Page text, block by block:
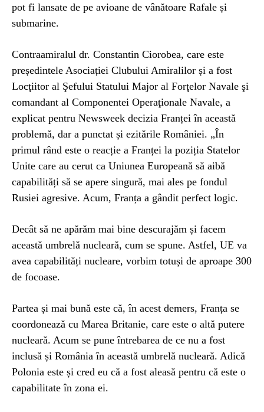
pot fi lansate de pe avioane de vânătoare Rafale și
submarine.
Contraamiralul dr. Constantin Ciorobea, care este
președintele Asociației Clubului Amiralilor și a fost
Locţiitor al Şefului Statului Major al Forţelor Navale şi
comandant al Componentei Operaţionale Navale, a
explicat pentru Newsweek decizia Franței în această
problemă, dar a punctat și ezitările României. „În
primul rând este o reacție a Franței la poziția Statelor
Unite care au cerut ca Uniunea Europeană să aibă
capabilități să se apere singură, mai ales pe fondul
Rusiei agresive. Acum, Franța a gândit perfect logic.
Decât să ne apărăm mai bine descurajăm și facem
această umbrelă nucleară, cum se spune. Astfel, UE va
avea capabilități nucleare, vorbim totuși de aproape 300
de focoase.
Partea și mai bună este că, în acest demers, Franța se
coordonează cu Marea Britanie, care este o altă putere
nucleară. Acum se pune întrebarea de ce nu a fost
inclusă și România în această umbrelă nucleară. Adică
Polonia este și cred eu că a fost aleasă pentru că este o
capabilitate în zona ei.